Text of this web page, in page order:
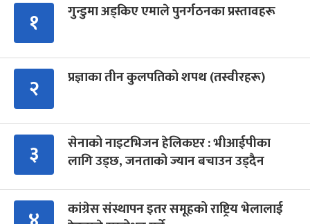
१ गुन्डुमा अड्किए एमाले पुनर्गठनका प्रस्तावहरू
२ प्रज्ञाका तीन कुलपतिको शपथ (तस्वीरहरू)
३
सेनाको नाइटभिजन हेलिकप्टर : भीआईपीका
लागि उड्छ, जनताको ज्यान बचाउन उड्दैन
कांग्रेस संस्थापन इतर समूहको राष्ट्रिय भेलालाई